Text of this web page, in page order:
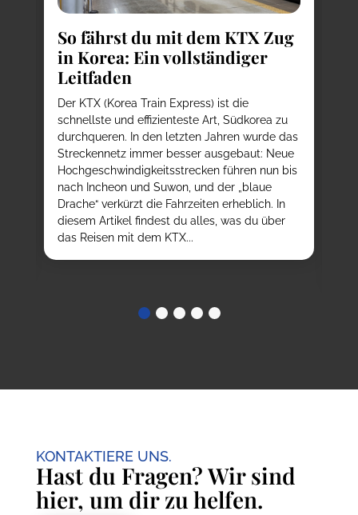
So fährst du mit dem KTX Zug
in Korea: Ein vollständiger
Leitfaden
Der KTX (Korea Train Express) ist die
schnellste und effizienteste Art, Südkorea zu
durchqueren. In den letzten Jahren wurde das
Streckennetz immer besser ausgebaut: Neue
Hochgeschwindigkeitsstrecken führen nun bis
nach Incheon und Suwon, und der „blaue
Drache“ verkürzt die Fahrzeiten erheblich. In
diesem Artikel findest du alles, was du über
das Reisen mit dem KTX...
KONTAKTIERE UNS.
Hast du Fragen? Wir sind
hier, um dir zu helfen.